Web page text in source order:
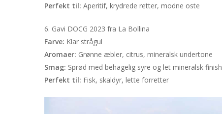
Perfekt til: Aperitif, krydrede retter, modne oste
6. Gavi DOCG 2023 fra La Bollina
Farve: Klar strågul
Aromaer: Grønne æbler, citrus, mineralsk undertone
Smag: Sprød med behagelig syre og let mineralsk finish
Perfekt til: Fisk, skaldyr, lette forretter